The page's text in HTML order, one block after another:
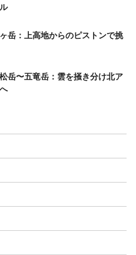
岳：上高地からのピストンで挑
岳〜五竜岳：雲を掻き分け北ア